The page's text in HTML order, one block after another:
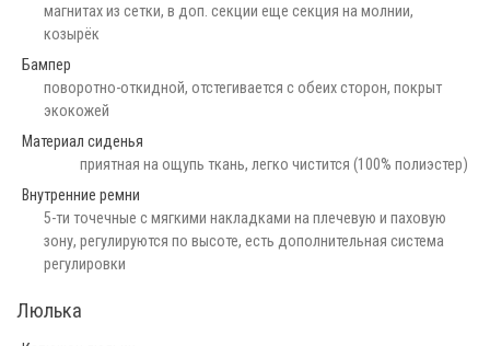
магнитах из сетки, в доп. секции еще секция на молнии,
козырёк
Бампер
поворотно-откидной, отстегивается с обеих сторон, покрыт
экокожей
Материал сиденья
приятная на ощупь ткань, легко чистится (100% полиэстер)
Внутренние ремни
5-ти точечные с мягкими накладками на плечевую и паховую
зону, регулируются по высоте, есть дополнительная система
регулировки
Люлька